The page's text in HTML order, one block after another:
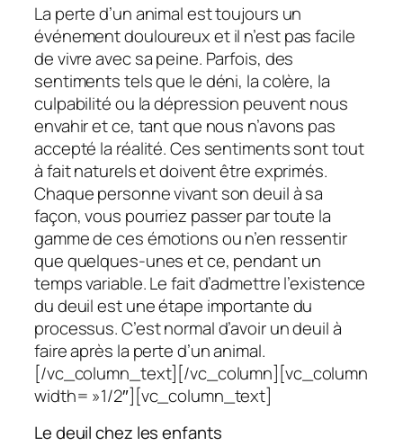
La perte d’un animal est toujours un
événement douloureux et il n’est pas facile
de vivre avec sa peine. Parfois, des
sentiments tels que le déni, la colère, la
culpabilité ou la dépression peuvent nous
envahir et ce, tant que nous n’avons pas
accepté la réalité. Ces sentiments sont tout
à fait naturels et doivent être exprimés.
Chaque personne vivant son deuil à sa
façon, vous pourriez passer par toute la
gamme de ces émotions ou n’en ressentir
que quelques-unes et ce, pendant un
temps variable. Le fait d’admettre l’existence
du deuil est une étape importante du
processus. C’est normal d’avoir un deuil à
faire après la perte d’un animal.
[/vc_column_text][/vc_column][vc_column
width= »1/2″][vc_column_text]
Le deuil chez les enfants